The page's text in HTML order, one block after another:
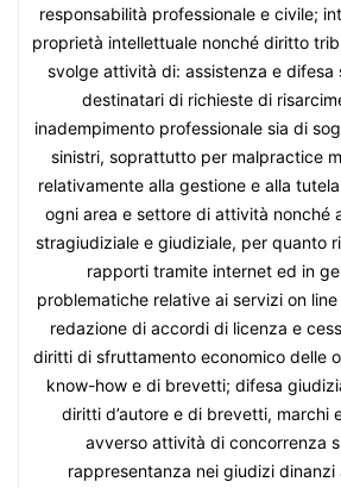
responsabilità professionale e civile;
proprietà intellettuale nonché diritto
svolge attività di: assistenza e difesa
destinatari di richieste di
inadempimento professionale sia di
sinistri, soprattutto per malpractice
relativamente alla gestione e alla
ogni area e settore di attività nonché
stragiudiziale e giudiziale, per quanto
rapporti tramite internet ed in
problematiche relative ai servizi on
redazione di accordi di licenza e
diritti di sfruttamento economico delle
know-how e di brevetti; difesa
diritti d’autore e di brevetti, marchi
avverso attività di concorrenza
rappresentanza nei giudizi dinanzi